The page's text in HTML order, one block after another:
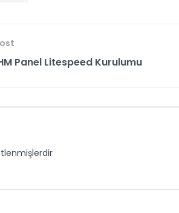
Panel Litespeed Kurulumu